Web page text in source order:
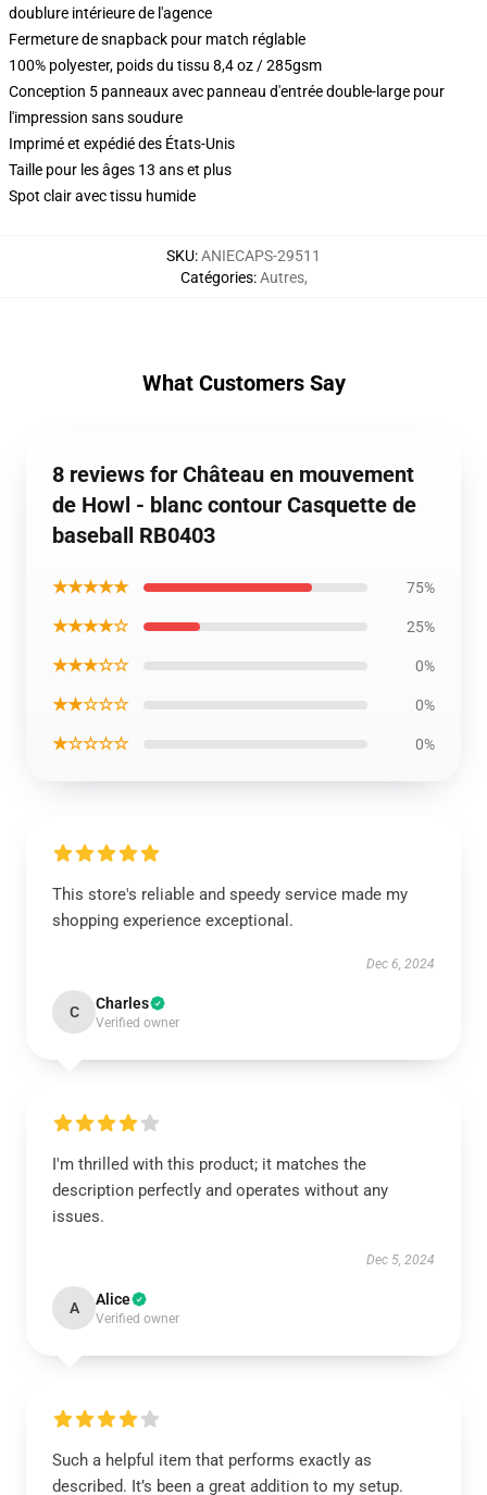
doublure intérieure de l'agence
Fermeture de snapback pour match réglable
100% polyester, poids du tissu 8,4 oz / 285gsm
Conception 5 panneaux avec panneau d'entrée double-large pour
l'impression sans soudure
Imprimé et expédié des États-Unis
Taille pour les âges 13 ans et plus
Spot clair avec tissu humide
SKU:ANIECAPS-29511
Catégories:Autres,
What Customers Say
8 reviews for Château en mouvement
de Howl - blanc contour Casquette de
baseball RB0403
★★★★★ 75%
★★★★☆ 25%
★★★☆☆ 0%
★★☆☆☆ 0%
★☆☆☆☆ 0%
This store's reliable and speedy service made my
shopping experience exceptional.
Dec 6, 2024
C Charles
Verified owner
I'm thrilled with this product; it matches the
description perfectly and operates without any
issues.
Dec 5, 2024
A Alice
Verified owner
Such a helpful item that performs exactly as
described. It’s been a great addition to my setup.